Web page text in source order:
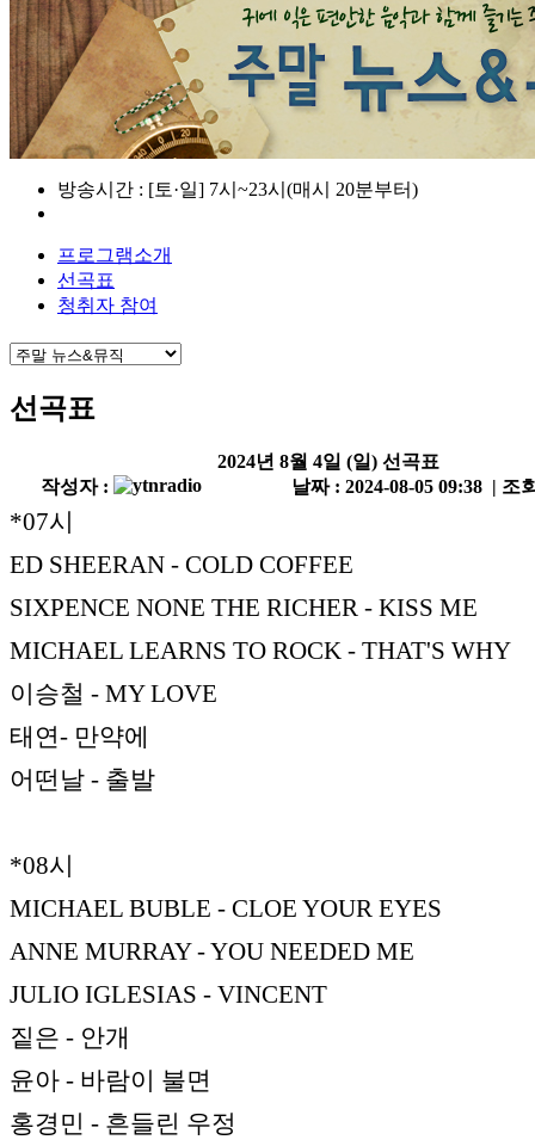
방송시간 : [토·일] 7시~23시(매시 20분부터)
프로그램소개
선곡표
청취자 참여
선곡표
2024년 8월 4일 (일) 선곡표
작성자 :
날짜 : 2024-08-05 09:38 | 조
*07시
ED SHEERAN - COLD COFFEE
SIXPENCE NONE THE RICHER - KISS ME
MICHAEL LEARNS TO ROCK - THAT'S WHY
이승철 - MY LOVE
태연- 만약에
어떤날 - 출발
*08시
MICHAEL BUBLE - CLOE YOUR EYES
ANNE MURRAY - YOU NEEDED ME
JULIO IGLESIAS - VINCENT
짙은 - 안개
윤아 - 바람이 불면
홍경민 - 흔들린 우정